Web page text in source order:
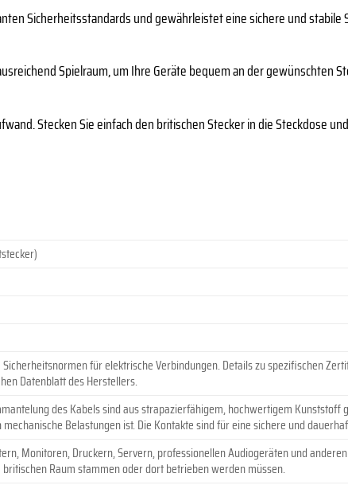
Sicherheitsstandards und gewährleistet eine sichere und
Spielraum, um Ihre Geräte bequem an der gewünschten
Stecken Sie einfach den britischen Stecker in die Steckdose
für elektrische Verbindungen. Details zu spezifischen
Datenblatt des Herstellers.
des Kabels sind aus strapazierfähigem, hochwertigem Kunststoff
Belastungen ist. Die Kontakte sind für eine sichere und
Monitoren, Druckern, Servern, professionellen Audiogeräten und
britischen Raum stammen oder dort betrieben werden müssen.